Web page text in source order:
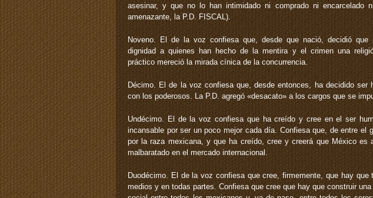
asesinar, y que no lo han intimidado ni comprado ni encarcelado
amenazante, la P.D. FISCAL).
Noveno. El de la voz confiesa que, desde que nació, decidió que
dignidad a quienes han hecho de la mentira y el crimen una
práctico mereció la mirada cínica de la concurrencia.
Décimo. El de la voz confiesa que, desde entonces, ha decidido ser
con los poderosos. La P.D. agregó «desacato» a los cargos que se
Undécimo. El de la voz confiesa que ha creído y cree en el ser
incansable por ser un poco mejor cada día. Confiesa que, de entre el
por la raza mexicana, y que ha creído, cree y creerá que México es
malbaratado en el mercado internacional.
Duodécimo. El de la voz confiesa que cree, firmemente, que hay que
medios y en todas partes. Confiesa que cree que hay que construir